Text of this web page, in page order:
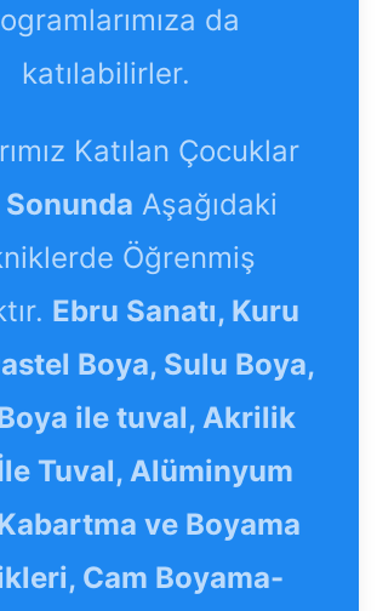
da
katılabilirler.
Katılan Çocuklar
Aşağıdaki
Öğrenmiş
Ebru Sanatı, Kuru
Boya, Sulu Boya,
ile tuval, Akrilik
Tuval, Alüminyum
ve Boyama
Cam Boyama-